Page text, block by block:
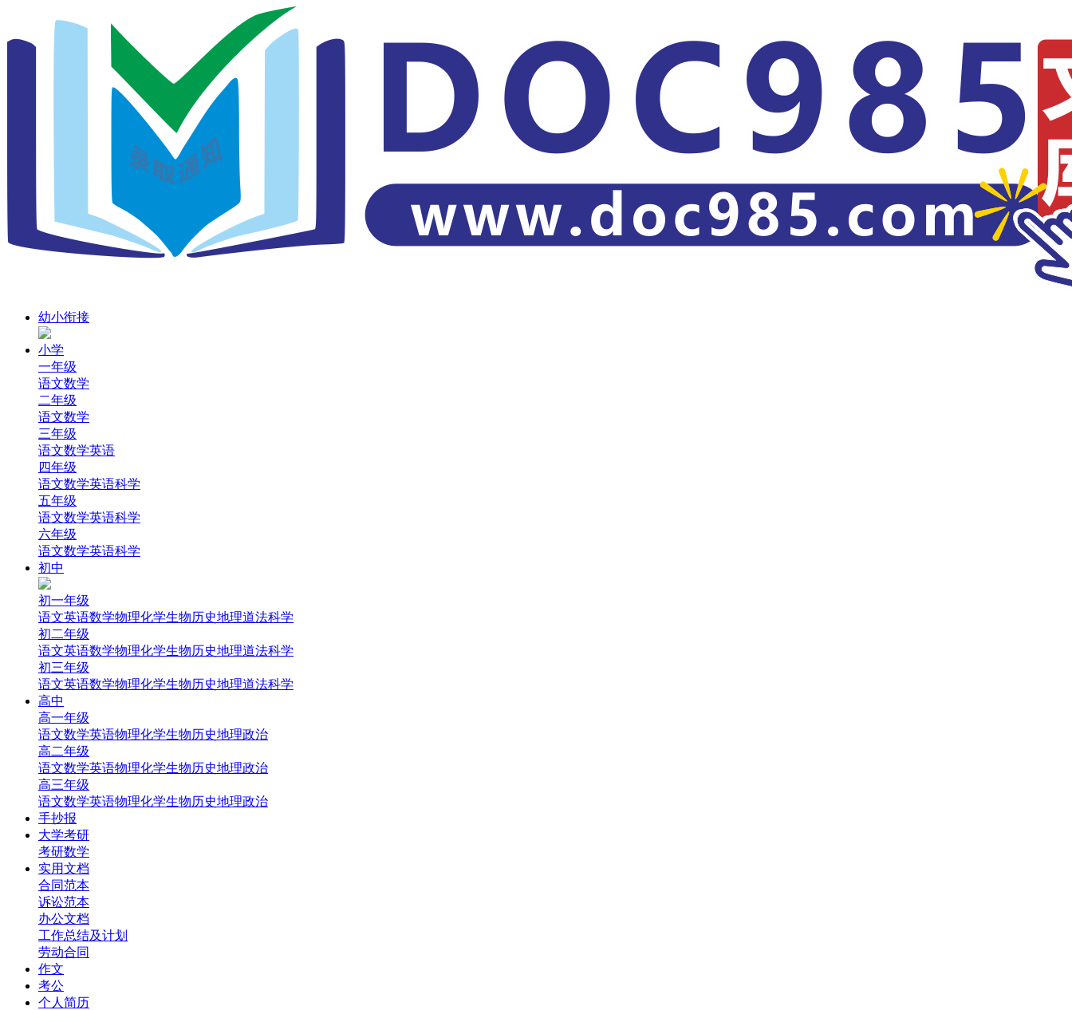
幼小衔接
小学
一年级
语文数学
二年级
语文数学
三年级
语文数学英语
四年级
语文数学英语科学
五年级
语文数学英语科学
六年级
语文数学英语科学
初中
初一年级
语文英语数学物理化学生物历史地理道法科学
初二年级
语文英语数学物理化学生物历史地理道法科学
初三年级
语文英语数学物理化学生物历史地理道法科学
高中
高一年级
‌语文‌数学英语‌物理‌化学‌生物‌历史‌地理‌‌政治‌
高二年级
‌语文‌数学英语‌物理‌化学‌生物‌历史‌地理‌‌政治‌
高三年级
‌语文‌数学英语‌物理‌化学‌生物‌历史‌地理‌政治
手抄报
大学考研
考研数学
实用文档
合同范本
诉讼范本
办公文档
工作总结及计划
劳动合同
作文
考公
个人简历